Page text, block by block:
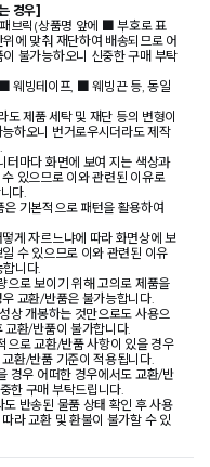
경우]
브릭(상품명 앞에 ■ 부호로 표
에 맞춰 재단하여 배송되므로 어
불가능하오니 신중한 구매 부탁
빙테이프, ■ 웨빙끈 등, 동일
도 제품 세탁 및 재단 등의 변형이
하오니 번거로우시더라도 제작
터마다 화면에 보여 지는 색상과
있으므로 이와 관련된 이유로
다.
기본적으로 패턴을 활용하여
게 자르느냐에 따라 화면상에 보
수 있으므로 이와 관련된 이유
니다.
으로 보이기 위해 고의로 제품을
교환/반품은 불가능합니다.
상 개봉하는 것만으로도 사용으
교환/반품이 불가합니다.
으로 교환/반품 사항이 있을 경우
환/반품 기준이 적용됩니다.
경우 어떠한 경우에서도 교환/반
한 구매 부탁드립니다.
반송된 물품 상태 확인 후 사용
라 교환 및 환불이 불가할 수 있